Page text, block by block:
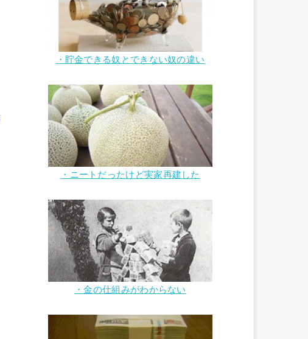
・貯金できる奴とできない奴の違い
・ニートだったけど実家再建した
・金の仕組みがわからない